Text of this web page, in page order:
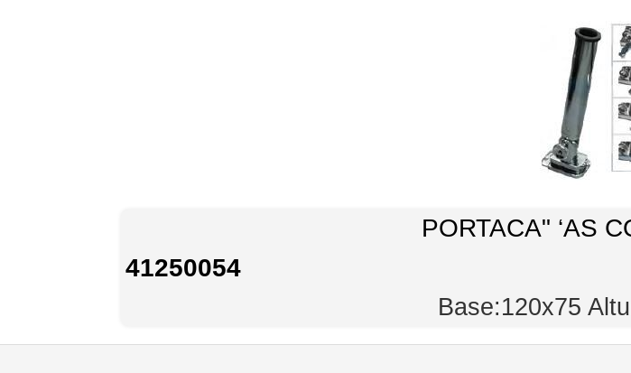
PORTACA" ‘AS
41250054
Base:120x75